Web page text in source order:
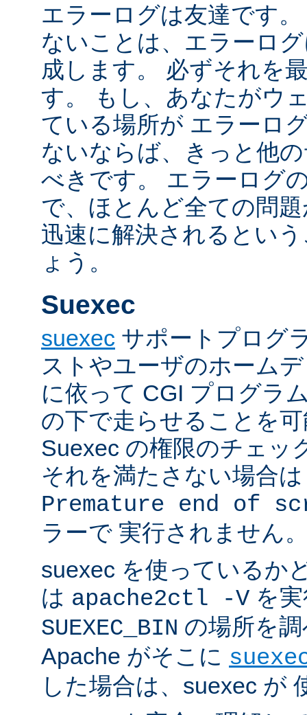
エラーログは友達です
ないことは、エラーロ
成します。 必ずそれを
す。 もし、あなたがウ
ている場所が エラーロ
ないならば、きっと他
べきです。 エラーログ
で、ほとんど全ての問
迅速に解決されるとい
ょう。
Suexec
suexec サポートプログ
ストやユーザのホーム
に依って CGI プログラ
の下で走らせることを
Suexec の権限のチェッ
それを満たさない場合
Premature end of
ラーで 実行されません
suexec を使っているか
は apache2ctl -V を
SUEXEC_BIN の場所を
Apache がそこに
した場合は、suexec が